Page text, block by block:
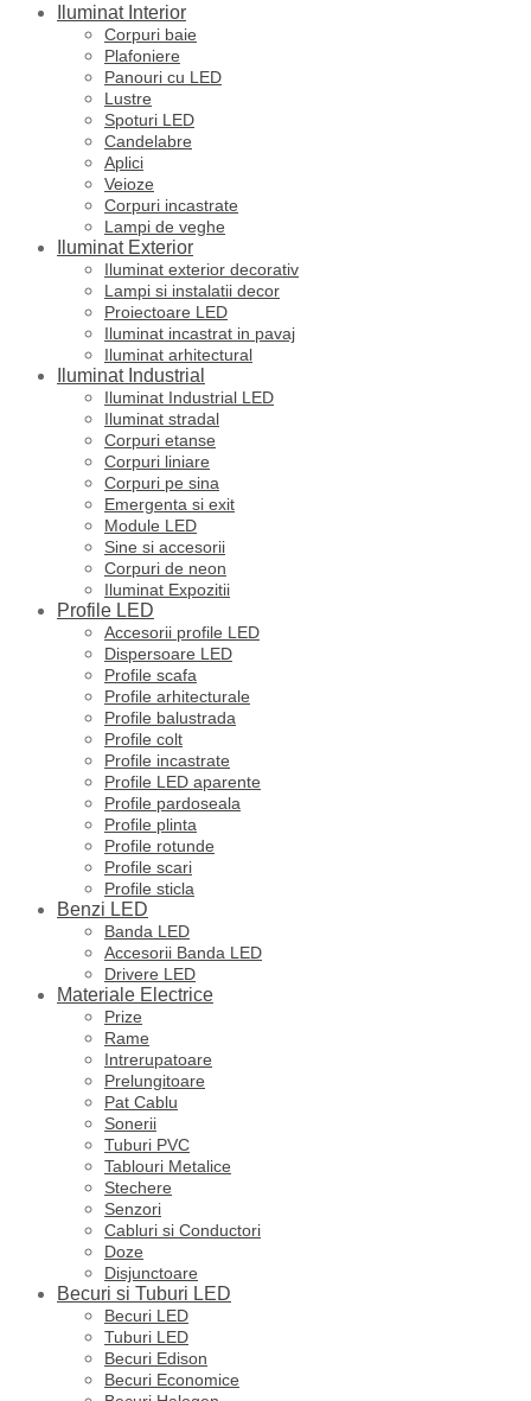
Iluminat Interior
Corpuri baie
Plafoniere
Panouri cu LED
Lustre
Spoturi LED
Candelabre
Aplici
Veioze
Corpuri incastrate
Lampi de veghe
Iluminat Exterior
Iluminat exterior decorativ
Lampi si instalatii decor
Proiectoare LED
Iluminat incastrat in pavaj
Iluminat arhitectural
Iluminat Industrial
Iluminat Industrial LED
Iluminat stradal
Corpuri etanse
Corpuri liniare
Corpuri pe sina
Emergenta si exit
Module LED
Sine si accesorii
Corpuri de neon
Iluminat Expozitii
Profile LED
Accesorii profile LED
Dispersoare LED
Profile scafa
Profile arhitecturale
Profile balustrada
Profile colt
Profile incastrate
Profile LED aparente
Profile pardoseala
Profile plinta
Profile rotunde
Profile scari
Profile sticla
Benzi LED
Banda LED
Accesorii Banda LED
Drivere LED
Materiale Electrice
Prize
Rame
Intrerupatoare
Prelungitoare
Pat Cablu
Sonerii
Tuburi PVC
Tablouri Metalice
Stechere
Senzori
Cabluri si Conductori
Doze
Disjunctoare
Becuri si Tuburi LED
Becuri LED
Tuburi LED
Becuri Edison
Becuri Economice